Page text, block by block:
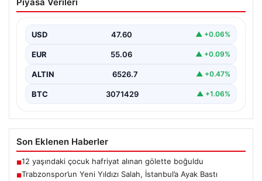
İstanbul’a Ayak Bastı
İstanbul’a iniş yaptı. Havalimanında basın mensupları ve
kulüp…
USD 47.60 ▲ +0.06%
EUR 55.06 ▲ +0.09%
ALTIN 6526.7 ▲ +0.47%
BTC 3071429 ▲ +1.06%
Son Eklenen Haberler
■12 yaşındaki çocuk hafriyat alınan gölette boğuldu
■Trabzonspor’un Yeni Yıldızı Salah, İstanbul’a Ayak Bastı